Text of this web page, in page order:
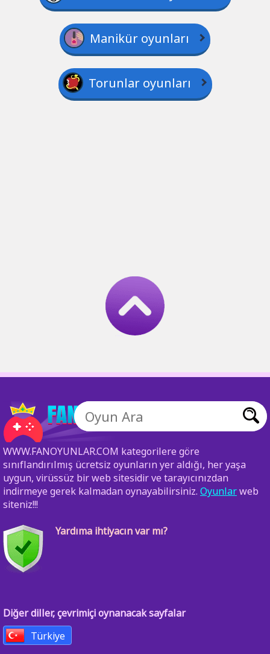
Manikür oyunları
Torunlar oyunları
WWW.FANOYUNLAR.COM kategorilere göre
sınıflandırılmış ücretsiz oyunların yer aldığı, her yaşa
uygun, virüssüz bir web sitesidir ve tarayıcınızdan
indirmeye gerek kalmadan oynayabilirsiniz. Oyunlarweb
siteniz!!!
Yardıma ihtiyacın var mı?
Diğer diller, çevrimiçi oynanacak sayfalar
Türkiye